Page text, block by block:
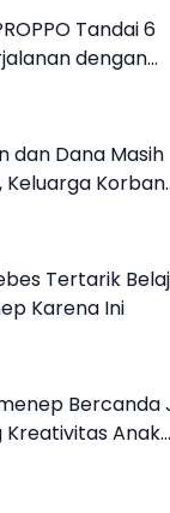
Tandai 6
dengan
Mars, Hymne, dan
dan Dana Masih
Keluarga Korban
BRI Sumenep
Tertarik
Karena Ini
Bercanda
Kreativitas Anak
Kolaborasi